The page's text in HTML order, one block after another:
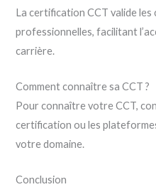
La certification CCT valide
professionnelles, facilitant
carrière.
Comment connaître sa CCT ?
Pour connaître votre CCT,
certification ou les
votre domaine.
Conclusion